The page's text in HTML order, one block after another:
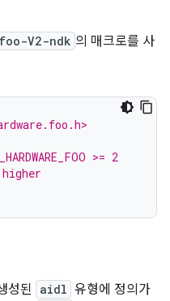
V2-ndk 의 매크로를 사
>= 2
성된 aidl 유형에 정의가